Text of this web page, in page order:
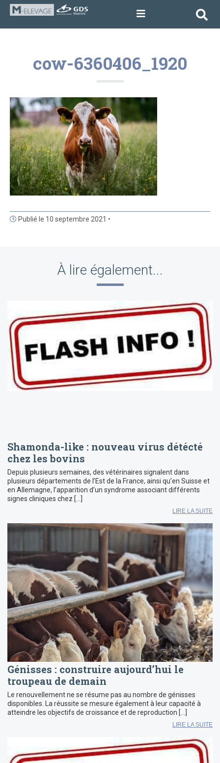
cow-6360406_1920
Publié le 10 septembre 2021 •
À lire également...
Shamonda-like : nouveau virus détécté
chez les bovins
Depuis plusieurs semaines, des vétérinaires signalent dans
plusieurs départements de l’Est de la France, ainsi qu’en Suisse et
en Allemagne, l’apparition d’un syndrome associant différents
signes cliniques chez […]
LIRE LA SUITE
Génisses : construire aujourd’hui le
troupeau de demain
Le renouvellement ne se résume pas au nombre de génisses
disponibles. La réussite se mesure également à leur capacité à
atteindre les objectifs de croissance et de reproduction […]
LIRE LA SUITE